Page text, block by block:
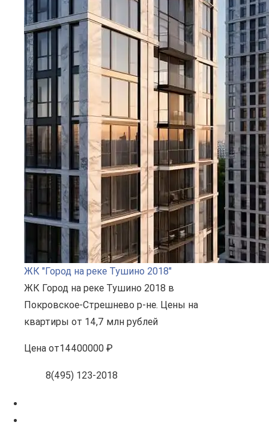
ЖК "Город на реке Тушино 2018"
ЖК Город на реке Тушино 2018 в
Покровское-Стрешнево р-не. Цены на
квартиры от 14,7 млн рублей
Цена от14400000 ₽
8(495) 123-2018